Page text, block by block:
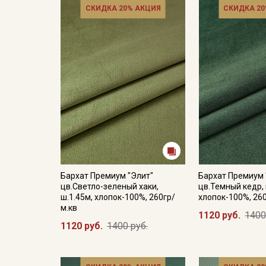
СКИДКА 20% АКЦИЯ
Бархат Премиум "Элит"
цв.Светло-зеленый хаки,
ш.1.45м, хлопок-100%, 260гр/
м.кв
1120 руб. 1400 руб.
СКИДКА
Бархат Премиум
цв.Темный кедр,
хлопок-100%,
1120 руб.